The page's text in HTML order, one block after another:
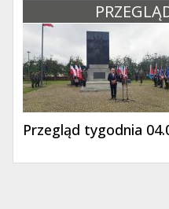
Przegląd tygodnia